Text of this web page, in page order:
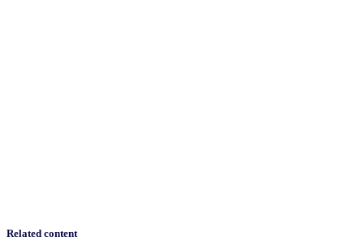
Related content